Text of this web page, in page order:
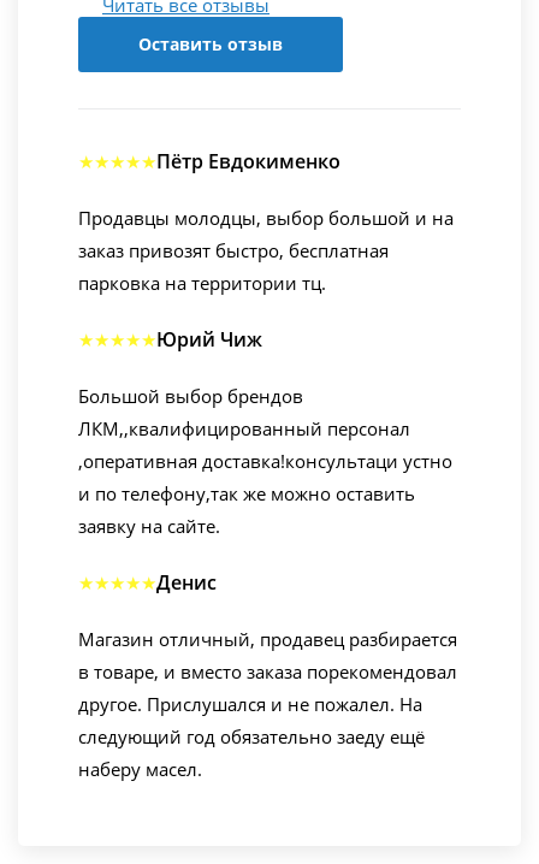
Читать все отзывы
Оставить отзыв
★★★★★Пётр Евдокименко
Продавцы молодцы, выбор большой и на
заказ привозят быстро, бесплатная
парковка на территории тц.
★★★★★Юрий Чиж
Большой выбор брендов
ЛКМ,,квалифицированный персонал
,оперативная доставка!консультаци устно
и по телефону,так же можно оставить
заявку на сайте.
★★★★★Денис
Магазин отличный, продавец разбирается
в товаре, и вместо заказа порекомендовал
другое. Прислушался и не пожалел. На
следующий год обязательно заеду ещё
наберу масел.